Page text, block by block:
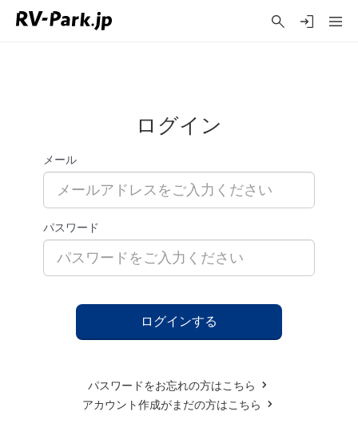
ログイン
メール
パスワード
パスワードをお忘れの方はこちら
アカウント作成がまだの方はこちら